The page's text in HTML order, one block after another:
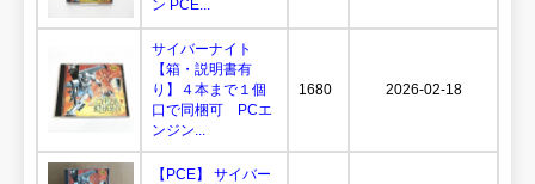
ン PCE...
サイバーナイト
【箱・説明書有
り】４本まで１個
口で同梱可 PCエ
ンジン...
1680 2026-02-18
【PCE】 サイバー